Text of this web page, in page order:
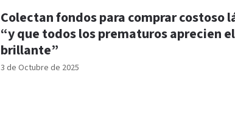
3 de Octubre de 2025
Colectan fondos para comprar costoso
“y que todos los prematuros aprecien
brillante”